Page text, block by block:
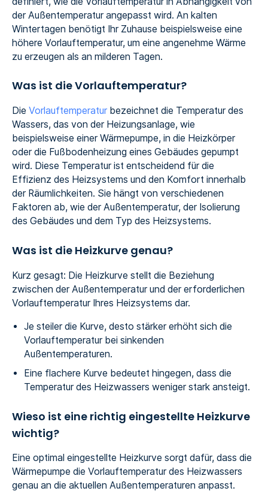
der Außentemperatur angepasst wird. An kalten
Wintertagen benötigt Ihr Zuhause beispielsweise eine
höhere Vorlauftemperatur, um eine angenehme Wärme
zu erzeugen als an milderen Tagen.
Was ist die Vorlauftemperatur?
Die Vorlauftemperaturbezeichnet die Temperatur des
Wassers, das von der Heizungsanlage, wie
beispielsweise einer Wärmepumpe, in die Heizkörper
oder die Fußbodenheizung eines Gebäudes gepumpt
wird. Diese Temperatur ist entscheidend für die
Effizienz des Heizsystems und den Komfort innerhalb
der Räumlichkeiten. Sie hängt von verschiedenen
Faktoren ab, wie der Außentemperatur, der Isolierung
des Gebäudes und dem Typ des Heizsystems.
Was ist die Heizkurve genau?
Kurz gesagt: Die Heizkurve stellt die Beziehung
zwischen der Außentemperatur und der erforderlichen
Vorlauftemperatur Ihres Heizsystems dar.
Je steiler die Kurve, desto stärker erhöht sich die
Vorlauftemperatur bei sinkenden
Außentemperaturen.
Eine flachere Kurve bedeutet hingegen, dass die
Temperatur des Heizwassers weniger stark ansteigt.
Wieso ist eine richtig eingestellte Heizkurve
wichtig?
Eine optimal eingestellte Heizkurve sorgt dafür, dass die
Wärmepumpe die Vorlauftemperatur des Heizwassers
genau an die aktuellen Außentemperaturen anpasst.